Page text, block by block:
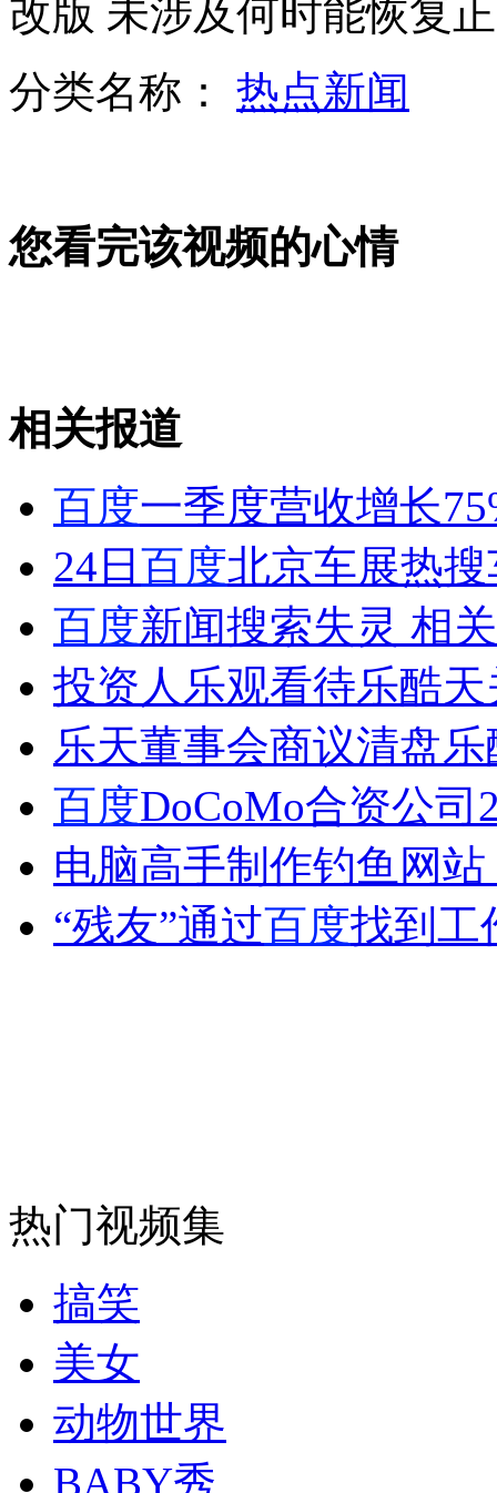
1岁宝宝熟练演奏架子鼓
爆笑跆拳道断棍表演
山西运城恶犬咬伤多人 警民合力深夜将其击毙
女孩北京地铁殴打老人 痛下狠手拳打脚踢
无痛分娩是否安全 医生回应
外交部：反对强权政治霸凌主义
外交部：有关国家言论片面不公正
安徽一实载49人客车翻车
纽约上演“枕头大战”
司机酒驾遇交警 急速倒车逃窜
改版 未涉及何时能恢复
分类名称： 热点新闻
您看完该视频的心情
相关报道
百度一季度营收增长
24日 百度北京车展热
百度新闻搜索失灵 相
投资人乐观看待乐酷
乐天董事会商议清盘
百度DoCoMo合资公司
电脑高手制作钓鱼网站
“残友”通过百度找到工
热门视频集
搞笑
美女
动物世界
BABY秀